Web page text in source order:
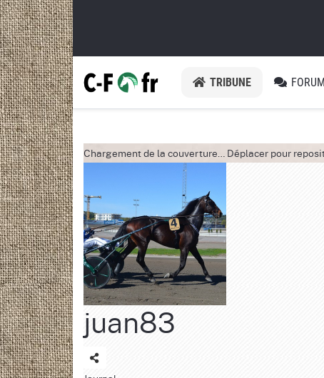
TRIBUNE FORUM
Chargement de la couverture… Déplacer pour
juan83